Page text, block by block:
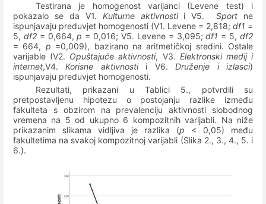
Testirana je homogenost varijanci (Levene test) i
pokazalo se da V1. Kulturne aktivnostii V5. Sport ne
ispunjavaju preduvjet homogenosti (V1. Levene = 2,818; df1 =
5, df2 = 0,664,p = 0,016; V5. Levene = 3,095;df1 = 5,df2
= 664, p =0,009), bazirano na aritmetičkoj sredini. Ostale
varijable (V2. Opuštajuće aktivnosti, V3. Elektronski medij i
internet,V4.Korisne aktivnostii V6.Druženje i izlasci)
ispunjavaju preduvjet homogenosti.
Rezultati, prikazani u Tablici 5., potvrdili su
pretpostavljenu hipotezu o postojanju razlike između
fakulteta s obzirom na prevalenciju aktivnosti slobodnog
vremena na 5 od ukupno 6 kompozitnih varijabli. Na niže
prikazanim slikama vidljiva je razlika (p < 0,05) među
fakultetima na svakoj kompozitnoj varijabli (Slika 2., 3., 4., 5. i
6.).